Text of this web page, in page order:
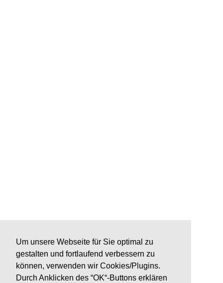
Um unsere Webseite für Sie optimal zu
gestalten und fortlaufend verbessern zu
können, verwenden wir Cookies/Plugins.
Durch Anklicken des “OK“-Buttons erklären